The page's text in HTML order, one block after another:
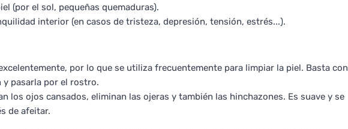
(por el sol, pequeñas quemaduras).
interior (en casos de tristeza, depresión, tensión, estrés...).
por lo que se utiliza frecuentemente para limpiar la piel. Basta con
pasarla por el rostro.
los ojos cansados, eliminan las ojeras y también las hinchazones. Es suave y se
de afeitar.